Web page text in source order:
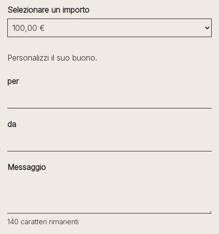
Selezionare un importo
Personalizzi il suo buono.
per
da
Messaggio
140 caratteri rimanenti